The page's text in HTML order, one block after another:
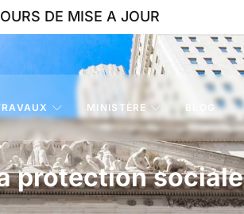
DE MISE A JOUR
MINISTÈRE BLOG
protection sociale